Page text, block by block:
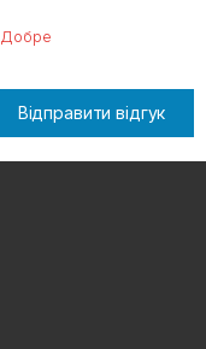
Добре
Відправити відгук